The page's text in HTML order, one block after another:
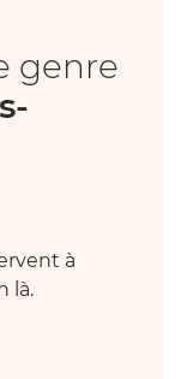
genre
à
là.